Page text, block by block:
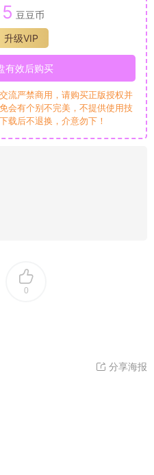
5 豆豆币
升级VIP
有效后购买
流严禁商用，请购买正版授权并
会有个别不完美，不提供使用技
载后不退换，介意勿下！
0
分享海报